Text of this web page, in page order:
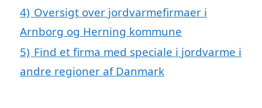
4) Oversigt over jordvarmefirmaer i
Arnborg og Herning kommune
5) Find et firma med speciale i jordvarme i
andre regioner af Danmark